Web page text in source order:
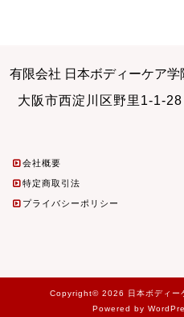
有限会社 日本ボディーケア学
大阪市西淀川区野里1-1-
会社概要
特定商取引法
プライバシーポリシー
Copyright© 2026 日本ボディー
Powered by